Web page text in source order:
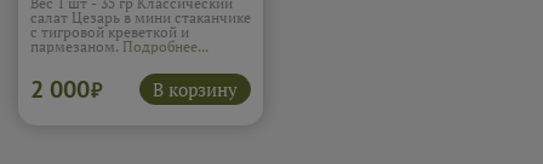
салат Цезарь в мини стаканчике
с тигровой креветкой и
пармезаном. Подробнее...
2 000₽ В корзину